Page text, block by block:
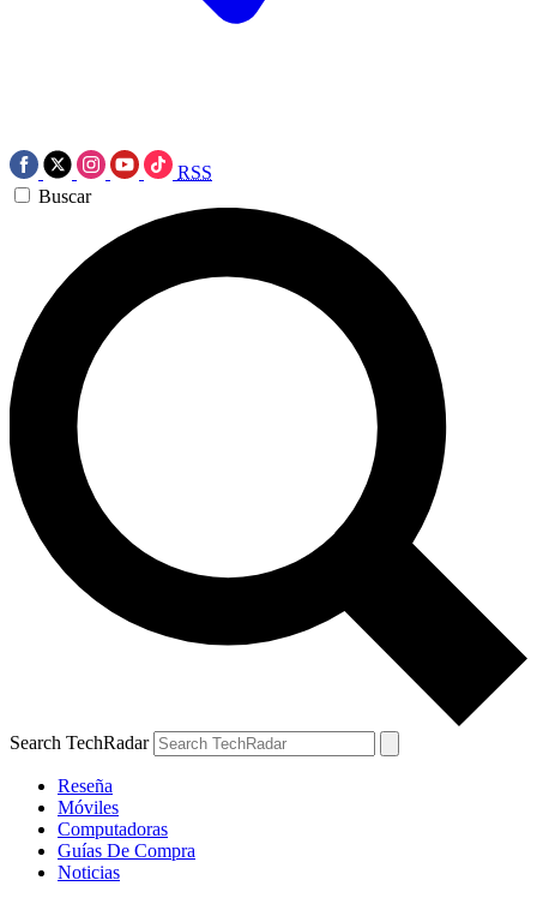
RSS
Buscar
Search TechRadar
Reseña
Móviles
Computadoras
Guías De Compra
Noticias